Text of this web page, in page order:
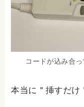
コードが込み合
本当に＂挿すだけ